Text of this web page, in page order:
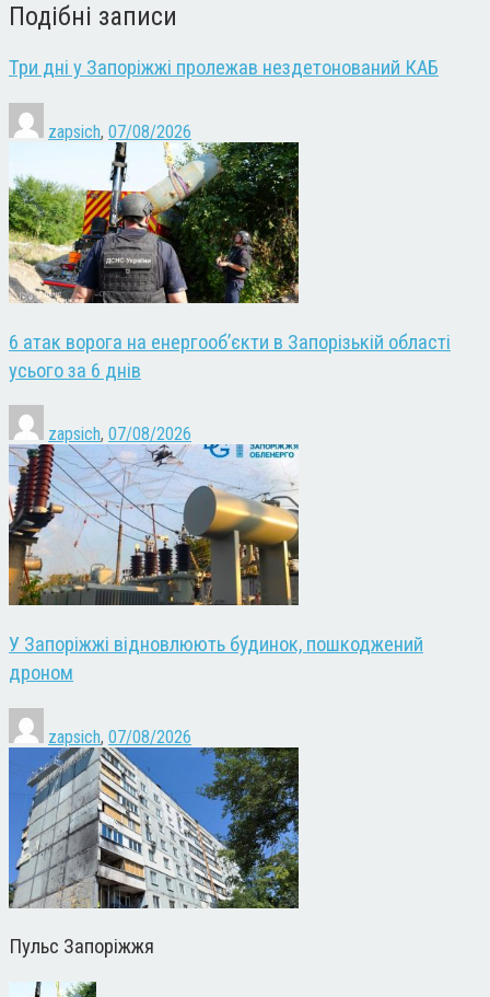
Подібні записи
Три дні у Запоріжжі пролежав нездетонований КАБ
zapsich, 07/08/2026
6 атак ворога на енергооб’єкти в Запорізькій області
усього за 6 днів
zapsich, 07/08/2026
У Запоріжжі відновлюють будинок, пошкоджений
дроном
zapsich, 07/08/2026
Пульс Запоріжжя